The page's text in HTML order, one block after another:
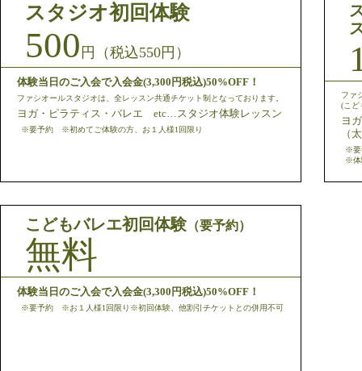
スタジオ初回体験
500 円（税込550円）
体験当日のご入会で入会金(3,300円税込)50%OFF！
ファシオールスタジオは、全レッスン共通チケット制となっております。
ヨガ・ピラティス・バレエ etc…スタジオ体験レッスン
※要予約 ※初めてご体験の方、お１人様1回限り
ファ
(こど
ヨ
（
※要
※体
こどもバレエ初回体験 （要予約）
無料
体験当日のご入会で入会金(3,300円税込)50%OFF！
※要予約 ※お１人様1回限り※初回体験、他割引チケットとの併用不可